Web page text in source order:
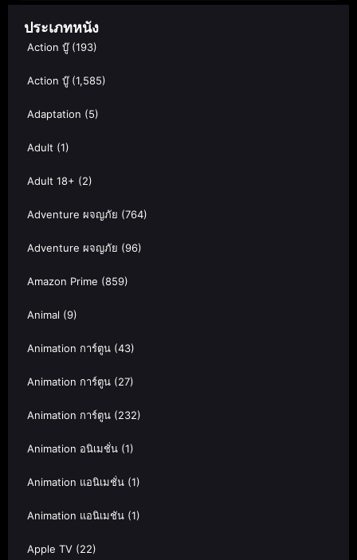
ประเภทหนัง
Action บู๊(193)
Action บู๊(1,585)
Adaptation (5)
Adult (1)
Adult 18+ (2)
Adventure ผจญภัย (764)
Adventure ผจญภัย (96)
Amazon Prime (859)
Animal (9)
Animation การ์ตูน (43)
Animation การ์ตูน (27)
Animation การ์ตูน (232)
Animation อนิเมชั่น (1)
Animation แอนิเมชั่น (1)
Animation แอนิเมชัน (1)
Apple TV (22)